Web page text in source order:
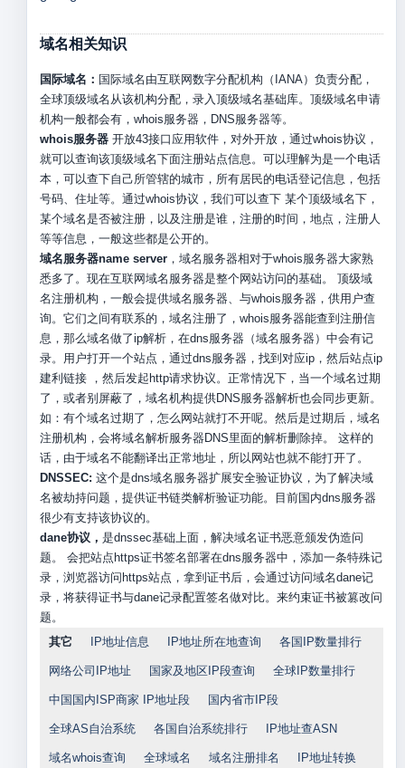
域名相关知识
国际域名： 国际域名由互联网数字分配机构（IANA）负责分配，
全球顶级域名从该机构分配，录入顶级域名基础库。顶级域名申请
机构一般都会有，whois服务器，DNS服务器等。
whois服务器开放43接口应用软件，对外开放，通过whois协议，
就可以查询该顶级域名下面注册站点信息。可以理解为是一个电话
本，可以查下自己所管辖的城市，所有居民的电话登记信息，包括
号码、住址等。通过whois协议，我们可以查下 某个顶级域名下，
某个域名是否被注册，以及注册是谁，注册的时间，地点，注册人
等等信息，一般这些都是公开的。
域名服务器name server，域名服务器相对于whois服务器大家熟
悉多了。现在互联网域名服务器是整个网站访问的基础。 顶级域
名注册机构，一般会提供域名服务器、与whois服务器，供用户查
询。它们之间有联系的，域名注册了，whois服务器能查到注册信
息，那么域名做了ip解析，在dns服务器（域名服务器）中会有记
录。用户打开一个站点，通过dns服务器，找到对应ip，然后站点ip
建利链接 ，然后发起http请求协议。正常情况下，当一个域名过期
了，或者别屏蔽了，域名机构提供DNS服务器解析也会同步更新。
如：有个域名过期了，怎么网站就打不开呢。然后是过期后，域名
注册机构，会将域名解析服务器DNS里面的解析删除掉。 这样的
话，由于域名不能翻译出正常地址，所以网站也就不能打开了。
DNSSEC: 这个是dns域名服务器扩展安全验证协议，为了解决域
名被劫持问题，提供证书链类解析验证功能。目前国内dns服务器
很少有支持该协议的。
dane协议， 是dnssec基础上面，解决域名证书恶意颁发伪造问
题。 会把站点https证书签名部署在dns服务器中，添加一条特殊记
录，浏览器访问https站点，拿到证书后，会通过访问域名dane记
录，将获得证书与dane记录配置签名做对比。来约束证书被篡改问
题。
其它
IP地址信息 IP地址所在地查询 各国IP数量排行
网络公司IP地址 国家及地区IP段查询 全球IP数量排行
中国国内ISP商家 IP地址段 国内省市IP段
全球AS自治系统 各国自治系统排行 IP地址查ASN
域名whois查询 全球域名 域名注册排名 IP地址转换